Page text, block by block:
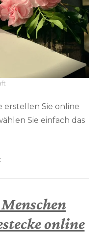
erstellen Sie online
Sie einfach das
online